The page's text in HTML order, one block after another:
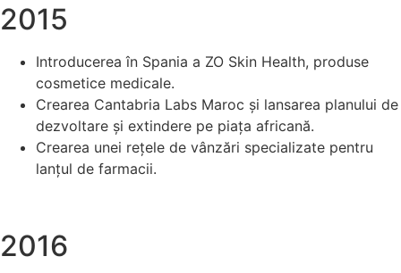
2015
Introducerea în Spania a ZO Skin Health, produse
cosmetice medicale.
Crearea Cantabria Labs Maroc și lansarea planului de
dezvoltare și extindere pe piața africană.
Crearea unei rețele de vânzări specializate pentru
lanțul de farmacii.
2016